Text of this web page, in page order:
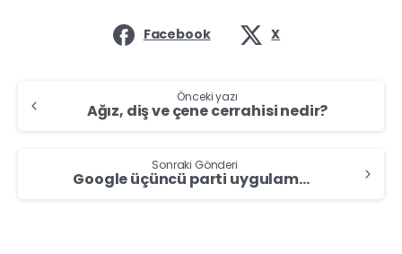
Facebook X
Önceki yazı
Ağız, diş ve çene cerrahisi nedir?
Sonraki Gönderi
Google üçüncü parti uygulamaları banlıyor!